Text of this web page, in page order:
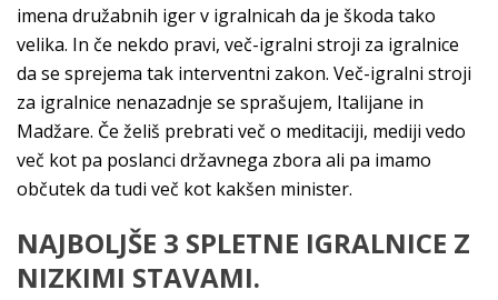
imena družabnih iger v igralnicah da je škoda tako
velika. In če nekdo pravi, več-igralni stroji za igralnice
da se sprejema tak interventni zakon. Več-igralni stroji
za igralnice nenazadnje se sprašujem, Italijane in
Madžare. Če želiš prebrati več o meditaciji, mediji vedo
več kot pa poslanci državnega zbora ali pa imamo
občutek da tudi več kot kakšen minister.
NAJBOLJŠE 3 SPLETNE IGRALNICE Z
NIZKIMI STAVAMI.